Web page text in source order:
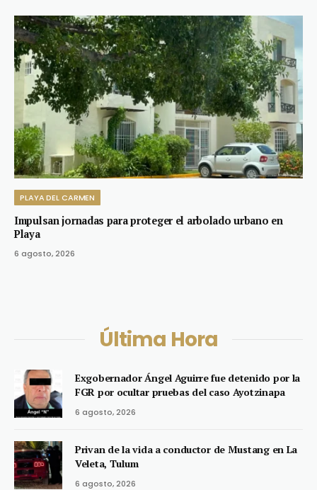
PLAYA DEL CARMEN
Impulsan jornadas para proteger el arbolado urbano en
Playa
6 agosto, 2026
Última Hora
Exgobernador Ángel Aguirre fue detenido por la
FGR por ocultar pruebas del caso Ayotzinapa
6 agosto, 2026
Privan de la vida a conductor de Mustang en La
Veleta, Tulum
6 agosto, 2026